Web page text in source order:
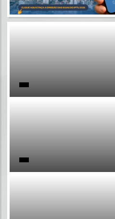
Por favor,
Por favor,